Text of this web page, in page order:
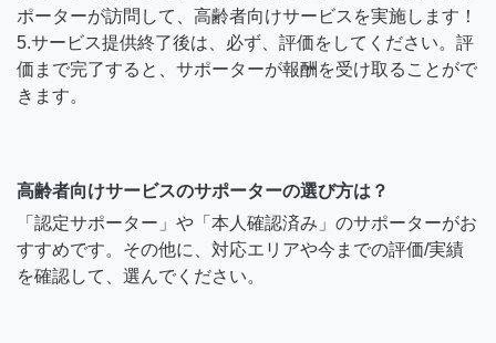
ポーターが訪問して、高齢者向けサービスを実施します！
5.サービス提供終了後は、必ず、評価をしてください。評
価まで完了すると、サポーターが報酬を受け取ることがで
きます。
高齢者向けサービスのサポーターの選び方は？
「認定サポーター」や「本人確認済み」のサポーターがお
すすめです。その他に、対応エリアや今までの評価/実績
を確認して、選んでください。